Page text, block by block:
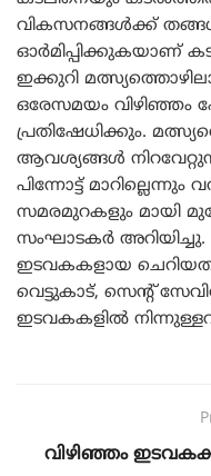
വികസനങ്ങൾക്ക്
ഓർമിപ്പിക്കുകയാണ്
ഇക്കുറി
ഒരേസമയം വിഴിഞ്ഞം
പ്രതിഷേധിക്കും.
ആവശ്യങ്ങൾ
പിന്നോട്ട്
സമരമുറകളും മായി
സംഘാടകർ
ഇടവകകളായ
വെട്ടുകാട്, സെന്റ്
ഇടവകകളിൽ
വിഴിഞ്ഞം